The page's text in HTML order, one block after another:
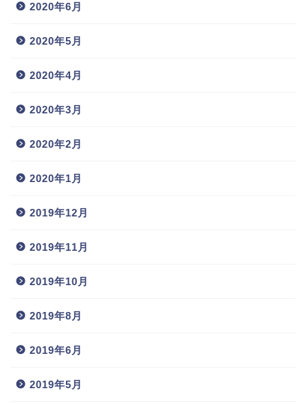
2020年6月
2020年5月
2020年4月
2020年3月
2020年2月
2020年1月
2019年12月
2019年11月
2019年10月
2019年8月
2019年6月
2019年5月